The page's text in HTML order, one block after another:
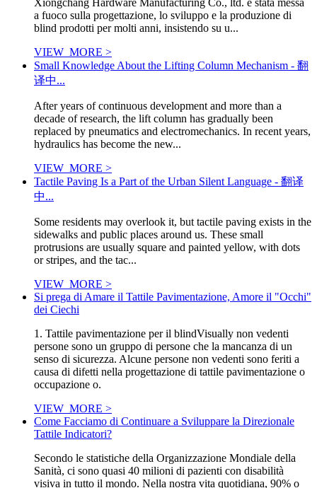
Xiongchang Hardware Manufacturing Co., ltd. è stata messa
a fuoco sulla progettazione, lo sviluppo e la produzione di
blind prodotti per molti anni, insistendo su u...
VIEW_MORE >
Small Knowledge About the Lifting Column Mechanism - 翻
译中...
After years of continuous development and more than a
decade of research, the lift column has gradually been
replaced by pneumatics and electromechanics. In recent years,
hydraulics has become the new...
VIEW_MORE >
Tactile Paving Is a Part of the Urban Silent Language - 翻译
中...
Some residents may overlook it, but tactile paving exists in the
sidewalks and public places around us. These small
protrusions are usually square and painted yellow, with dots
or stripes, and the tac...
VIEW_MORE >
Si prega di Amare il Tattile Pavimentazione, Amore il "Occhi"
dei Ciechi
1. Tattile pavimentazione per il blindVisually non vedenti
persone sono un gruppo di persone che la mancanza di un
senso di sicurezza. Alcune persone non vedenti sono feriti a
causa di difetti nella progettazione di tattile pavimentazione o
occupazione o.
VIEW_MORE >
Come Facciamo di Continuare a Sviluppare la Direzionale
Tattile Indicatori?
Secondo le statistiche della Organizzazione Mondiale della
Sanità, ci sono quasi 40 milioni di pazienti con disabilità
visiva in tutto il mondo. Nella nostra vita quotidiana, 90% o